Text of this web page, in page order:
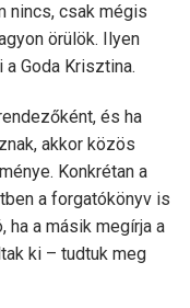
nincs, csak mégis
örülök. Ilyen
Goda Krisztina.
és ha
akkor közös
Konkrétan a
a forgatókönyv is
ha a másik megírja a
ki – tudtuk meg